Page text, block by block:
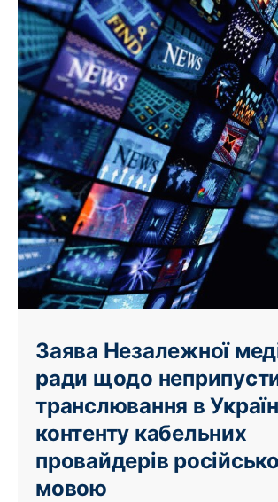
Заява Незалежної
ради щодо
транслювання в
контенту кабельних
провайдерів
мовою